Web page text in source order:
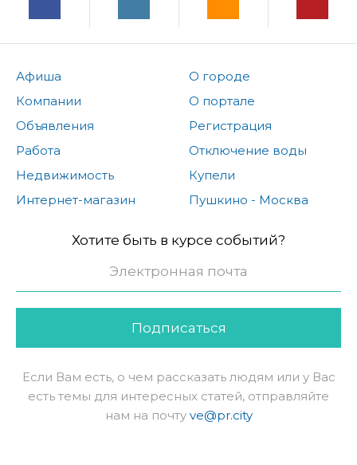
Афиша
Компании
Объявления
Работа
Недвижимость
Интернет-магазин
О городе
О портале
Регистрация
Отключение воды
Купели
Пушкино - Москва
Хотите быть в курсе событий?
Подписаться
Если Вам есть, о чем рассказать людям или у Вас
есть темы для интересных статей, отправляйте
нам на почту ve@pr.city